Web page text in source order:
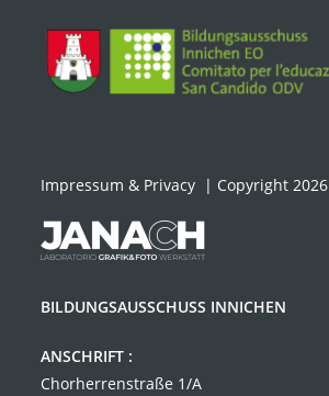
Impressum & Privacy | Copyright 2026
BILDUNGSAUSSCHUSS INNICHEN
ANSCHRIFT :
Chorherrenstraße 1/A